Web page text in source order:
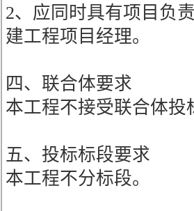
2、应同时具有项目负
建工程项目经理。
四、联合体要求
本工程不接受联合体投
五、投标标段要求
本工程不分标段。